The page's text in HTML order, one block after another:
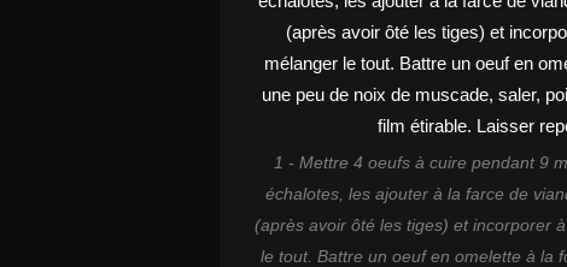
1 - Mettre 4 oeufs à cuire pendant 9
échalotes, les ajouter à la farce de
(après avoir ôté les tiges) et incorporer
le tout. Battre un oeuf en omelette à la